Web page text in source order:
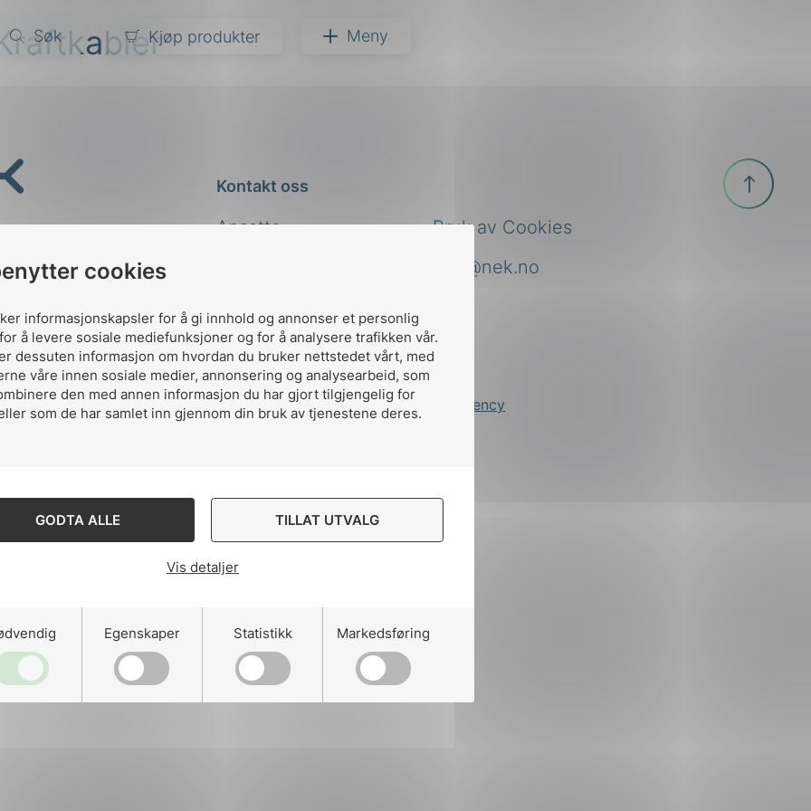
cookies
informasjonskapsler for å gi innhold og annonser et personlig
å levere sosiale mediefunksjoner og for å analysere trafikken vår.
dessuten informasjon om hvordan du bruker nettstedet vårt, med
våre innen sosiale medier, annonsering og analysearbeid, som
den med annen informasjon du har gjort tilgjengelig for
som de har samlet inn gjennom din bruk av tjenestene deres.
GODTA ALLE TILLAT UTVALG
Vis detaljer
Egenskaper Statistikk Markedsføring
Søk Kjøp produkter Meny
Kontakt oss
Ansatte
nek@nek.no
Bruk av Cookies
Designed and developed by Stem Agency
Til
toppen